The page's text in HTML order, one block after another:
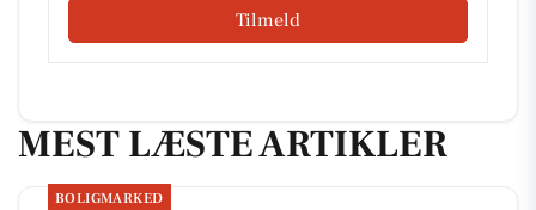
Tilmeld
MEST LÆSTE ARTIKLER
BOLIGMARKED